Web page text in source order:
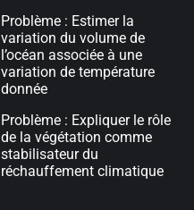
Problème : Estimer la
variation du volume de
l’océan associée à une
variation de température
donnée
Problème : Expliquer le rôle
de la végétation comme
stabilisateur du
réchauffement climatique